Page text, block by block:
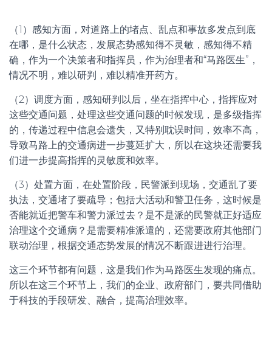
（1）感知方面，对道路上的堵点、乱点和事故多发点到底
在哪，是什么状态，发展态势感知得不灵敏，感知得不精
确，作为一个决策者和指挥员，作为治理者和“马路医生”，
情况不明，难以研判，难以精准开药方。
（2）调度方面，感知研判以后，坐在指挥中心，指挥应对
这些交通问题，处理这些交通问题的时候发现，是多级指挥
的，传递过程中信息会遗失，又特别耽误时间，效率不高，
导致马路上的交通病进一步蔓延扩大，所以在这块还需要我
们进一步提高指挥的灵敏度和效率。
（3）处置方面，在处置阶段，民警派到现场，交通乱了要
执法，交通堵了要疏导；包括大活动和警卫任务，这时候是
否能就近把警车和警力派过去？是不是派的民警就正好适应
治理这个交通病？是需要精准派遣的，还需要政府其他部门
联动治理，根据交通态势发展的情况不断跟进进行治理。
这三个环节都有问题，这是我们作为马路医生发现的痛点。
所以在这三个环节上，我们的企业、政府部门，要共同借助
于科技的手段研发、融合，提高治理效率。